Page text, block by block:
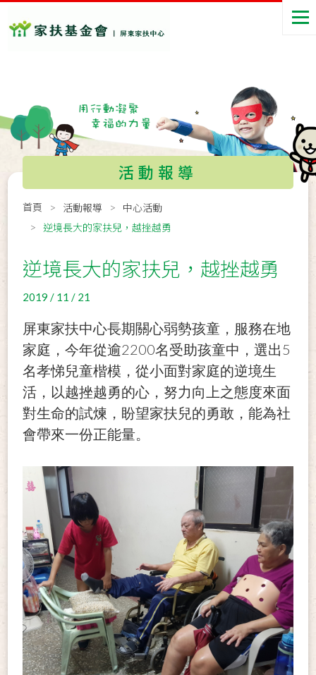
活動報導
首頁 活動報導
中心活動
逆境長大的家扶兒，越挫越勇
逆境長大的家扶兒，越挫越勇
2019 / 11 / 21
屏東家扶中心長期關心弱勢孩童，服務在地
家庭，今年從逾2200名受助孩童中，選出 5
名孝悌兒童楷模，從小面對家庭的逆境生
活，以越挫越勇的心，努力向上之態度來面
對生命的試煉，盼望家扶兒的勇敢，能為社
會帶來一份正能量。